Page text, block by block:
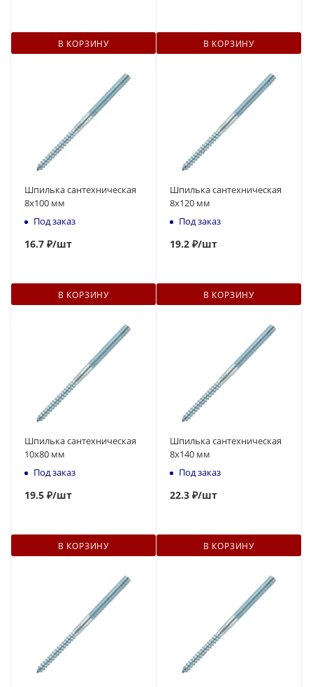
В КОРЗИНУ В КОРЗИНУ
Шпилька сантехническая
8x100 мм
Под заказ
16.7 ₽/шт
В КОРЗИНУ
Шпилька сантехническая
8x120 мм
Под заказ
19.2 ₽/шт
В КОРЗИНУ
Шпилька сантехническая
10x80 мм
Под заказ
19.5 ₽/шт
В КОРЗИНУ
Шпилька сантехническая
8x140 мм
Под заказ
22.3 ₽/шт
В КОРЗИНУ